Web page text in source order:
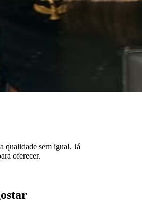
qualidade sem igual. Já
oferecer.